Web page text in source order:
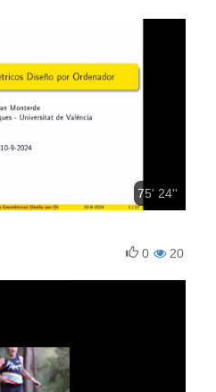
75' 24''
20
0